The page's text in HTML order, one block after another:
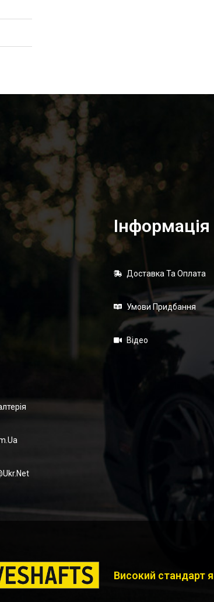
Інформація
Доставка Та Оплата
Умови Придбання
Відео
Високий стандарт